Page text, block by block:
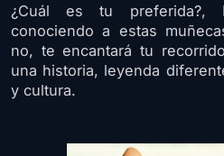
¿Cuál es tu preferida?,
conociendo a estas
no, te encantará tu
una historia, leyenda
y cultura.